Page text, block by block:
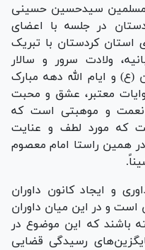
سیدحسین حسینی
در جلسه با اعضای
استان کردستان با تبریک
ولادت سرور و سالار
و ایام الله دهه مبارک
معتبر، عشق و محبت
نعمت و موهبتی است که
که مورد لطف و عنایت
در همین راستا امام معصوم
و ایجاد کانون داوران
است و در این میان داوران
باشند که این موضوع در
رسیدگی قضایی